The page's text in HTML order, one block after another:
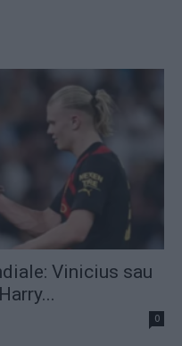
Vinicius sau
0